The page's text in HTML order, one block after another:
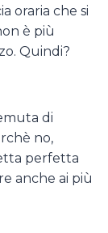
oraria che si
è più
Quindi?
di
no,
perfetta
anche ai più